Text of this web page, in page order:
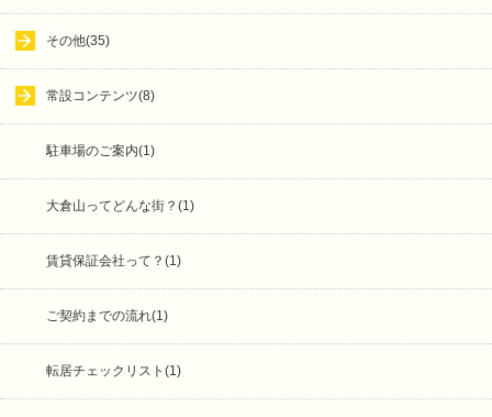
その他(35)
常設コンテンツ(8)
駐車場のご案内(1)
大倉山ってどんな街？(1)
賃貸保証会社って？(1)
ご契約までの流れ(1)
転居チェックリスト(1)